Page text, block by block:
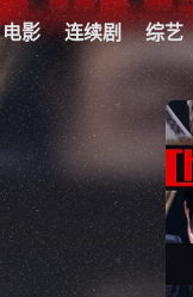
电影 连续剧 综艺